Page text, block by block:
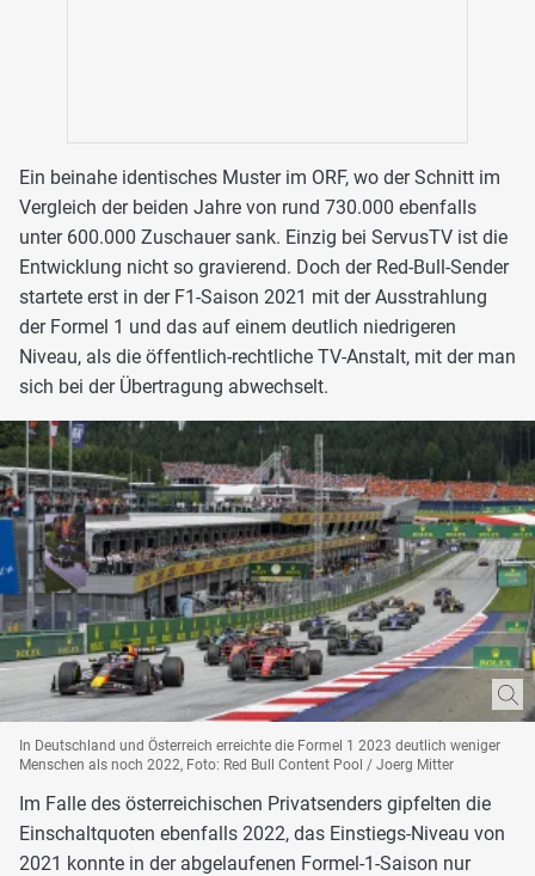
Ein beinahe identisches Muster im ORF, wo der Schnitt im
Vergleich der beiden Jahre von rund 730.000 ebenfalls
unter 600.000 Zuschauer sank. Einzig bei ServusTV ist die
Entwicklung nicht so gravierend. Doch der Red-Bull-Sender
startete erst in der F1-Saison 2021 mit der Ausstrahlung
der Formel 1 und das auf einem deutlich niedrigeren
Niveau, als die öffentlich-rechtliche TV-Anstalt, mit der man
sich bei der Übertragung abwechselt.
In Deutschland und Österreich erreichte die Formel 1 2023 deutlich weniger
Menschen als noch 2022, Foto: Red Bull Content Pool / Joerg Mitter
Im Falle des österreichischen Privatsenders gipfelten die
Einschaltquoten ebenfalls 2022, das Einstiegs-Niveau von
2021 konnte in der abgelaufenen Formel-1-Saison nur